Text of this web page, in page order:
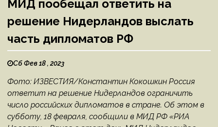
МИД пообещал ответить на
решение Нидерландов выслать
часть дипломатов РФ
Сб Фев 18 , 2023
Фото: ИЗВЕСТИЯ/Константин Кокошкин Россия
ответит на решение Нидерландов ограничить
число российских дипломатов в стране. Об этом в
субботу, 18 февраля, сообщили в МИД РФ «РИА